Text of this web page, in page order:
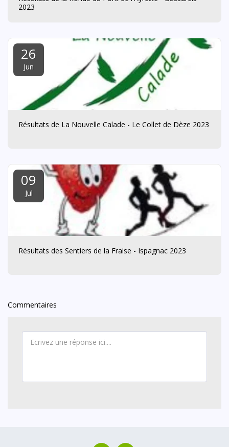
2023
26
Jun
Résultats de La Nouvelle Calade - Le Collet de Dèze 2023
09
Jul
Résultats des Sentiers de la Fraise - Ispagnac 2023
Commentaires